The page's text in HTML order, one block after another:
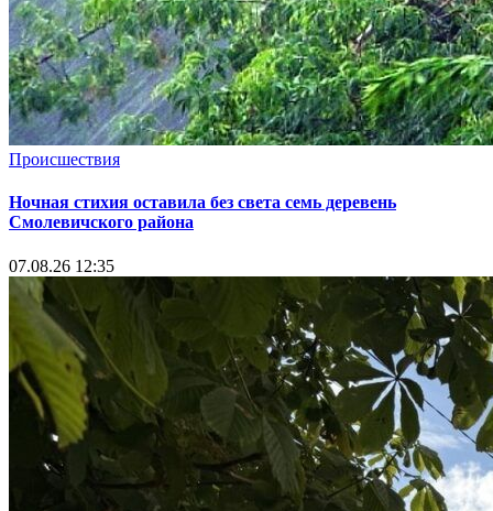
Происшествия
Ночная стихия оставила без света семь деревень
Смолевичского района
07.08.26 12:35